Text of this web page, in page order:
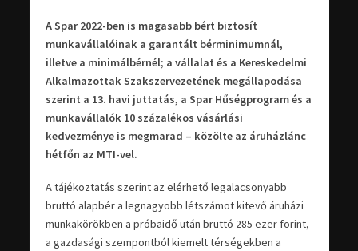
A Spar 2022-ben is magasabb bért biztosít
munkavállalóinak a garantált bérminimumnál,
illetve a minimálbérnél; a vállalat és a Kereskedelmi
Alkalmazottak Szakszervezetének megállapodása
szerint a 13. havi juttatás, a Spar Hűségprogram és a
munkavállalók 10 százalékos vásárlási
kedvezménye is megmarad – közölte az áruházlánc
hétfőn az MTI-vel.
A tájékoztatás szerint az elérhető legalacsonyabb
bruttó alapbér a legnagyobb létszámot kitevő áruházi
munkakörökben a próbaidő után bruttó 285 ezer forint,
a gazdasági szempontból kiemelt térségekben a